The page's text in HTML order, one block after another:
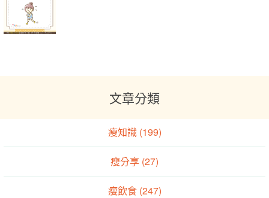
文章分類
瘦知識 (199)
瘦分享 (27)
瘦飲食 (247)